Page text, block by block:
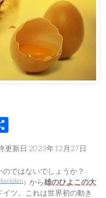
有
更新日 2023年12月27日
ではないでしょうか？
） から雄のひよこの大
ツ。これは世界初の動き